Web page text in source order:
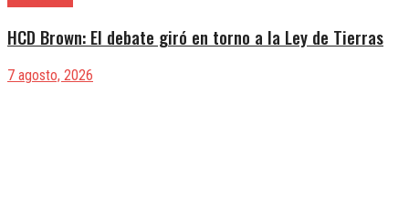
HCD Brown: El debate giró en torno a la Ley de Tierras
7 agosto, 2026